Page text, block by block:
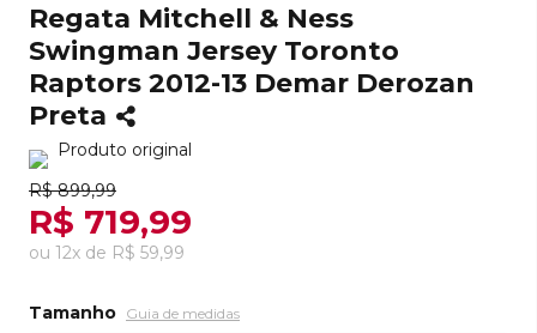
Regata Mitchell & Ness
Swingman Jersey Toronto
Raptors 2012-13 Demar Derozan
Preta
Produto original
R$ 899,99
R$ 719,99
ou 12x de R$ 59,99
Tamanho Guia de medidas